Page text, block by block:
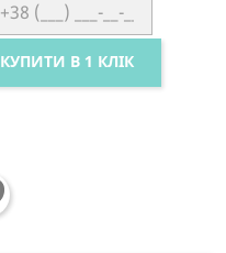
КУПИТИ В 1 КЛІК